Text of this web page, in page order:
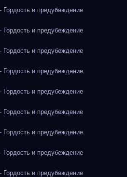
и предубеждение
и предубеждение
и предубеждение
и предубеждение
и предубеждение
и предубеждение
и предубеждение
и предубеждение
и предубеждение